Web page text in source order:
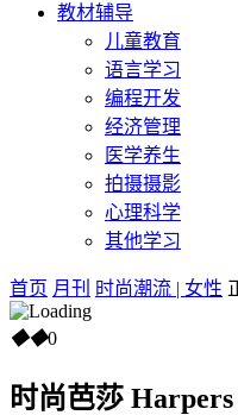
教材辅导
儿童教育
语言学习
编程开发
经济管理
医学养生
拍摄摄影
心理科学
其他学习
首页 月刊 时尚潮流 | 女性
◆◆0
时尚芭莎